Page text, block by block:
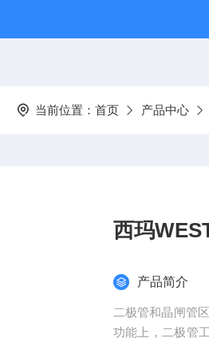
当前位置： 首页 产品中心
西玛
产品简介
二极管和晶闸管
功能上，二极管